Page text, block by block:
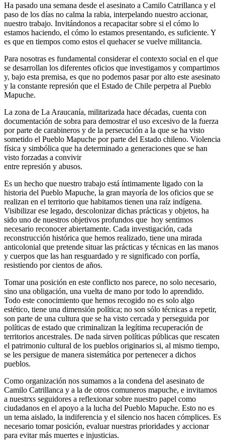
Ha pasado una semana desde el asesinato a Camilo Catrillanca y el
paso de los días no calma la rabia, interpelando nuestro accionar,
nuestro trabajo. Invitándonos a recapacitar sobre si el cómo lo
estamos haciendo, el cómo lo estamos presentando, es suficiente. Y
es que en tiempos como estos el quehacer se vuelve militancia.
Para nosotras es fundamental considerar el contexto social en el que
se desarrollan los diferentes oficios que investigamos y compartimos
y, bajo esta premisa, es que no podemos pasar por alto este asesinato
y la constante represión que el Estado de Chile perpetra al Pueblo
Mapuche.
La zona de La Araucanía, militarizada hace décadas, cuenta con
documentación de sobra para demostrar el uso excesivo de la fuerza
por parte de carabineros y de la persecución a la que se ha visto
sometido el Pueblo Mapuche por parte del Estado chileno. Violencia
física y simbólica que ha determinado a generaciones que se han
visto forzadas a convivir
entre represión y abusos.
Es un hecho que nuestro trabajo está íntimamente ligado con la
historia del Pueblo Mapuche, la gran mayoría de los oficios que se
realizan en el territorio que habitamos tienen una raíz indígena.
Visibilizar ese legado, descolonizar dichas prácticas y objetos, ha
sido uno de nuestros objetivos profundos que hoy sentimos
necesario reconocer abiertamente. Cada investigación, cada
reconstrucción histórica que hemos realizado, tiene una mirada
anticolonial que pretende situar las prácticas y técnicas en las manos
y cuerpos que las han resguardado y re significado con porfía,
resistiendo por cientos de años.
Tomar una posición en este conflicto nos parece, no solo necesario,
sino una obligación, una vuelta de mano por todo lo aprendido.
Todo este conocimiento que hemos recogido no es solo algo
estético, tiene una dimensión política; no son sólo técnicas a repetir,
son parte de una cultura que se ha visto cercada y perseguida por
políticas de estado que criminalizan la legítima recuperación de
territorios ancestrales. De nada sirven políticas públicas que rescaten
el patrimonio cultural de los pueblos originarios si, al mismo tiempo,
se les persigue de manera sistemática por pertenecer a dichos
pueblos.
Como organización nos sumamos a la condena del asesinato de
Camilo Catrillanca y a la de otros comuneros mapuche, e invitamos
a nuestrxs seguidores a reflexionar sobre nuestro papel como
ciudadanos en el apoyo a la lucha del Pueblo Mapuche. Esto no es
un tema aislado, la indiferencia y el silencio nos hacen cómplices. Es
necesario tomar posición, evaluar nuestras prioridades y accionar
para evitar más muertes e injusticias.